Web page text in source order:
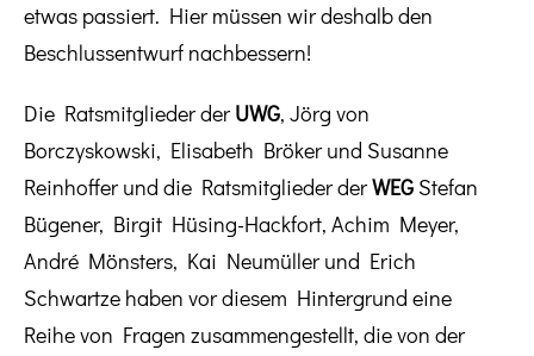
etwas passiert. Hier müssen wir deshalb den
Beschlussentwurf nachbessern!
Die Ratsmitglieder derUWG, Jörg von
Borczyskowski, Elisabeth Bröker und Susanne
Reinhoffer und die Ratsmitglieder derWEG Stefan
Bügener, Birgit Hüsing-Hackfort, Achim Meyer,
André Mönsters, Kai Neumüller und Erich
Schwartze haben vor diesem Hintergrund eine
Reihe von Fragen zusammengestellt, die von der